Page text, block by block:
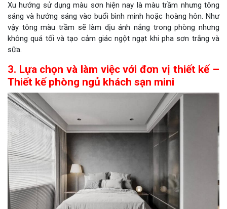
Xu hướng sử dụng màu sơn hiện nay là màu trầm nhưng tông
sáng và hướng sáng vào buổi bình minh hoặc hoàng hôn. Như
vậy tông màu trầm sẽ làm dịu ánh nắng trong phòng nhưng
không quá tối và tạo cảm giác ngột ngạt khi pha sơn trắng và
sữa.
3. Lựa chọn và làm việc với đơn vị thiết kế –
Thiết kế phòng ngủ khách sạn mini